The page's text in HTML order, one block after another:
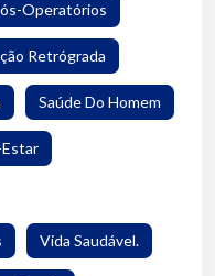
Operatórios
Retrógrada
Saúde Do Homem
Vida Saudável.